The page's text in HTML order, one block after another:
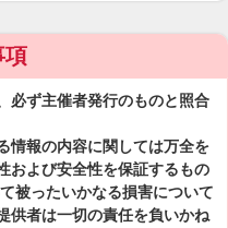
項
必ず主催者発行のものと照合
情報の内容に関しては万全を
および安全性を保証するもの
被ったいかなる損害について
供者は一切の責任を負いかね